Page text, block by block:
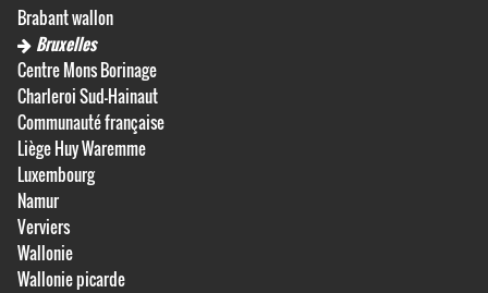
Brabant wallon
Bruxelles
Centre Mons Borinage
Charleroi Sud-Hainaut
Communauté française
Liège Huy Waremme
Luxembourg
Namur
Verviers
Wallonie
Wallonie picarde